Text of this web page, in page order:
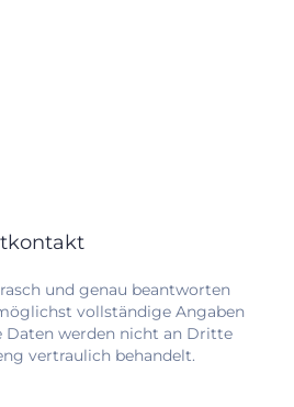
und genau beantworten
vollständige Angaben
Daten werden nicht an Dritte
vertraulich behandelt.